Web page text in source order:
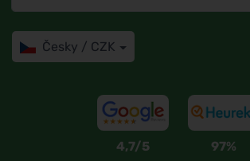
Česky / CZK
4,7/5 97%